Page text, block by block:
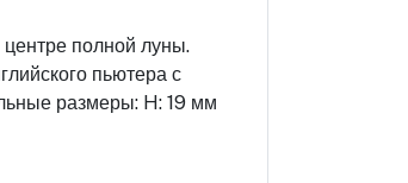
полной луны.
пьютера с
размеры: H: 19 мм